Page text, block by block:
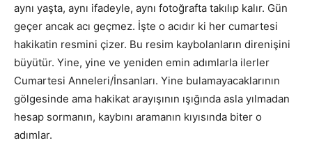
aynı yaşta, aynı ifadeyle, aynı fotoğrafta takılıp kalır. Gün
geçer ancak acı geçmez. İşte o acıdır ki her cumartesi
hakikatin resmini çizer. Bu resim kaybolanların direnişini
büyütür. Yine, yine ve yeniden emin adımlarla ilerler
Cumartesi Anneleri/İnsanları. Yine bulamayacaklarının
gölgesinde ama hakikat arayışının ışığında asla yılmadan
hesap sormanın, kaybını aramanın kıyısında biter o
adımlar.